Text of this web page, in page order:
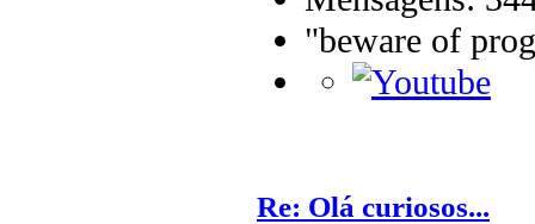
"beware of
Re: Olá curiosos...